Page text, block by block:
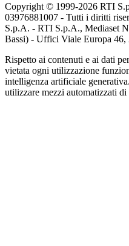
Copyright © 1999-2026 RTI
03976881007 - Tutti i diritti
S.p.A. - RTI S.p.A., Mediaset
Bassi) - Uffici Viale Europa
Rispetto ai contenuti e ai dati
vietata ogni utilizzazione
intelligenza artificiale
utilizzare mezzi automatizzati di